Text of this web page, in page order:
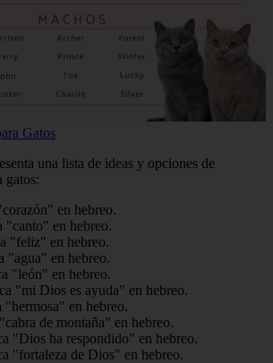
Gatos
una lista de ideas y opciones de
gatos:
en hebreo.
"canto" en hebreo.
"feliz" en hebreo.
"agua" en hebreo.
"león" en hebreo.
"mi Dios es ayuda" en hebreo.
"hermosa" en hebreo.
de montaña" en hebreo.
"Dios ha respondido" en hebreo.
"fortaleza de Dios" en hebreo.